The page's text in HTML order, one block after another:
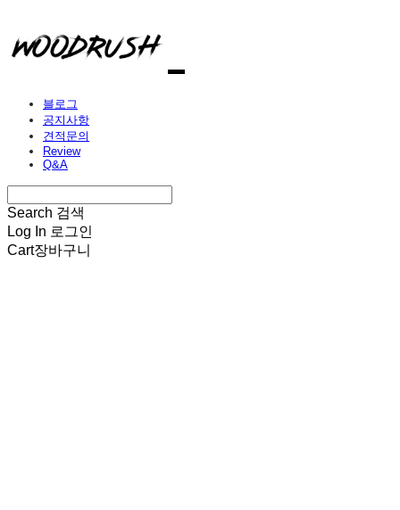
블로그
공지사항
견적문의
Review
Q&A
Search 검색
Log In 로그인
Cart장바구니